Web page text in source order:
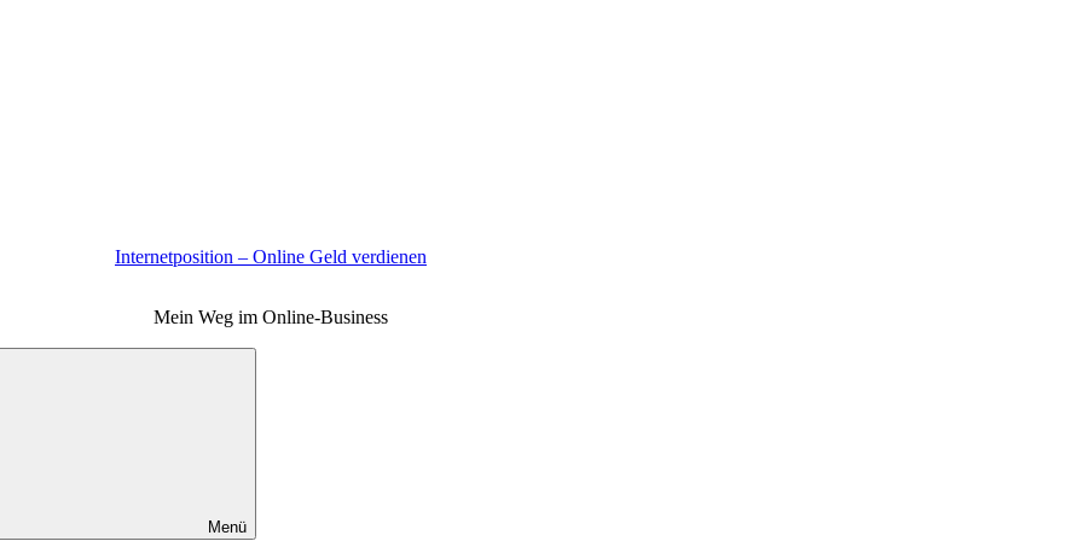
Internetposition – Online Geld verdienen
Mein Weg im Online-Business
Menü